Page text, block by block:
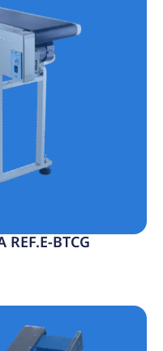
REF.E-BTCG